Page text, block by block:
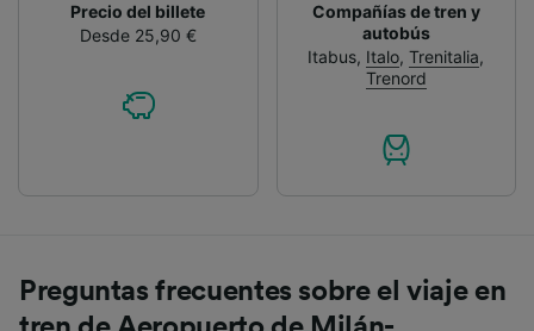
Precio del billete
Desde 25,90 €
Compañías de tren y
autobús
Itabus, Italo,Trenitalia,
Trenord
Preguntas frecuentes sobre el viaje en